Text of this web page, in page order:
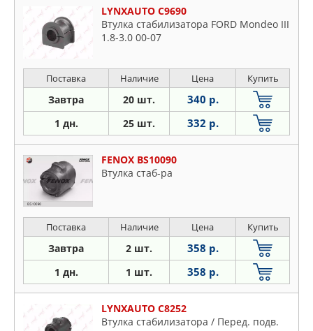
LYNXAUTO C9690
Втулка стабилизатора FORD Mondeo III
1.8-3.0 00-07
Поставка Наличие Цена Купить
Завтра 20 шт. 340 р.
1 дн. 25 шт. 332 р.
FENOX BS10090
Втулка стаб-ра
Поставка Наличие Цена Купить
Завтра 2 шт. 358 р.
1 дн. 1 шт. 358 р.
LYNXAUTO C8252
Втулка стабилизатора / Перед. подв.